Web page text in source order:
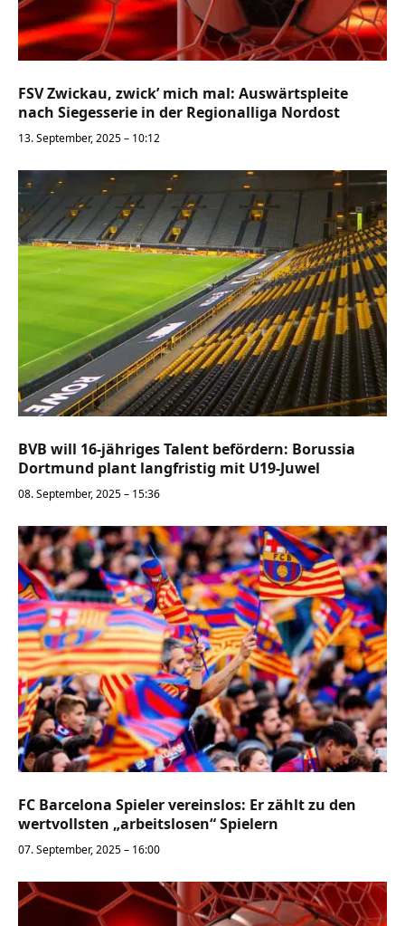
FSV Zwickau, zwick’ mich mal: Auswärtspleite
nach Siegesserie in der Regionalliga Nordost
13. September, 2025 – 10:12
BVB will 16-jähriges Talent befördern: Borussia
Dortmund plant langfristig mit U19-Juwel
08. September, 2025 – 15:36
FC Barcelona Spieler vereinslos: Er zählt zu den
wertvollsten „arbeitslosen“ Spielern
07. September, 2025 – 16:00